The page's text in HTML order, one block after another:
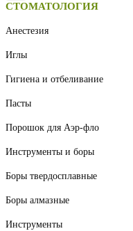
СТОМАТОЛОГИЯ
Анестезия
Иглы
Гигиена и отбеливание
Пасты
Порошок для Аэр-фло
Инструменты и боры
Боры твердосплавные
Боры алмазные
Инструменты